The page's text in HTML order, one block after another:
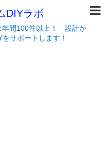
DIYラボ
年間100件以上！ 設計か
サポートします！